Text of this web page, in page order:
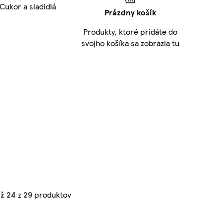
Cukor a sladidlá
24 z 29 produktov
Prázdny košík
Produkty, ktoré pridáte do
svojho košíka sa zobrazia tu